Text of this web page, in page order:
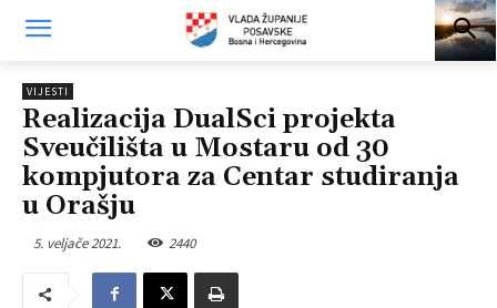
VIJESTI
Realizacija DualSci projekta
Sveučilišta u Mostaru od 30
kompjutora za Centar studiranja
u Orašju
5. veljače 2021. 2440